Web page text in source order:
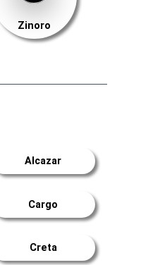
Zinoro
Alcazar
Cargo
Creta